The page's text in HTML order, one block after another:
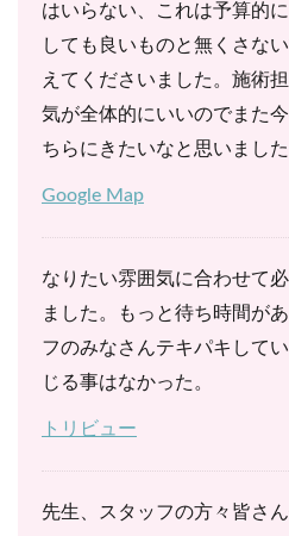
はいらない、これは予算的
しても良いものと無くさな
えてくださいました。施術
気が全体的にいいのでまた
ちらにきたいなと思いました
Google Map
なりたい雰囲気に合わせて
ました。もっと待ち時間が
フのみなさんテキパキして
じる事はなかった。
トリビュー
先生、スタッフの方々皆さ